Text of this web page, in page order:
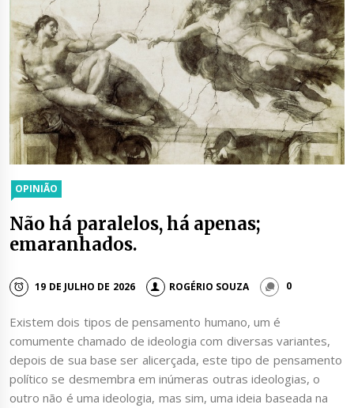
OPINIÃO
Não há paralelos, há apenas;
emaranhados.
19 DE JULHO DE 2026 ROGÉRIO SOUZA 0
Existem dois tipos de pensamento humano, um é
comumente chamado de ideologia com diversas variantes,
depois de sua base ser alicerçada, este tipo de pensamento
político se desmembra em inúmeras outras ideologias, o
outro não é uma ideologia, mas sim, uma ideia baseada na